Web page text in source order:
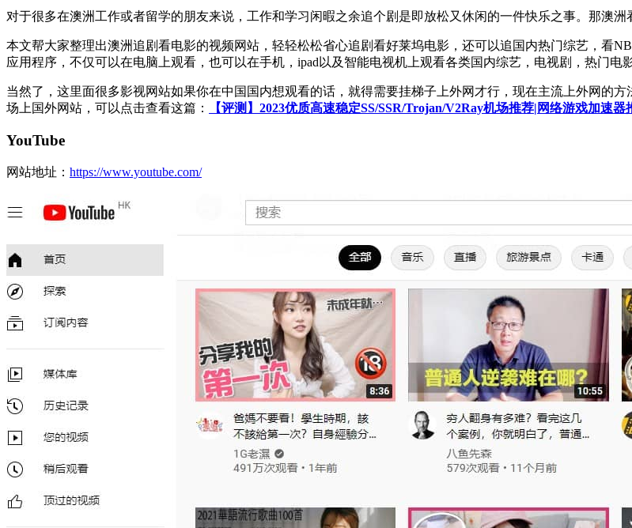
对于很多在澳洲工作或者留学的朋友来说，工作和学习闲暇之余追个剧是即放松又休闲的一件快乐之事。那澳洲
本文帮大家整理出澳洲追剧看电影的视频网站，轻轻松松省心追剧看好莱坞电影，还可以追国内热门综艺，看
应用程序，不仅可以在电脑上观看，也可以在手机，ipad以及智能电视机上观看各类国内综艺，电视剧，热门电
当然了，这里面很多影视网站如果你在中国国内想观看的话，就得需要挂梯子上外网才行，现在主流上外网的
场上国外网站，可以点击查看这篇：
【评测】2023优质高速稳定SS/SSR/Trojan/V2Ray机场推荐|网络游戏加速器
YouTube
网站地址： https://www.youtube.com/